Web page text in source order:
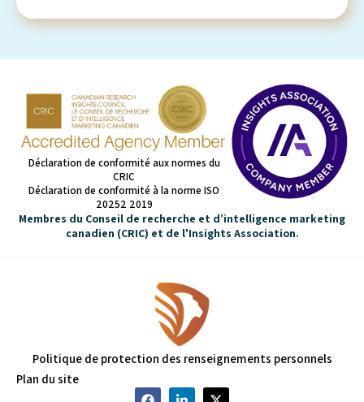
Déclaration de conformité aux normes du
CRIC
Déclaration de conformité à la norme ISO
20252 2019
Membres du Conseil de recherche et d’intelligence marketing
canadien (CRIC) et de l'Insights Association.
Politique de protection des renseignements personnels
Plan du site